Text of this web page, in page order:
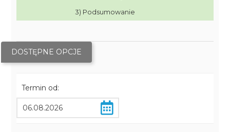
3) Podsumowanie
DOSTĘPNE OPCJE
Termin od: